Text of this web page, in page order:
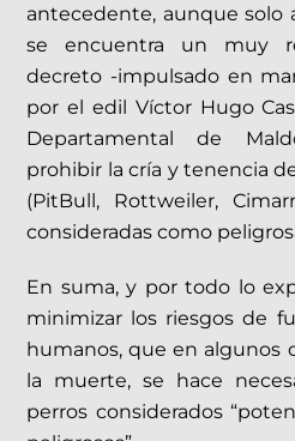
antecedente, aunque solo
se encuentra un muy
decreto -impulsado en
por el edil Víctor Hugo
Departamental de
prohibir la cría y tenencia
(­PitBull, Rottweiler,
consideradas como
En suma, y por todo lo
minimizar los riesgos de
humanos, que en algunos
la muerte, se hace
perros considerados